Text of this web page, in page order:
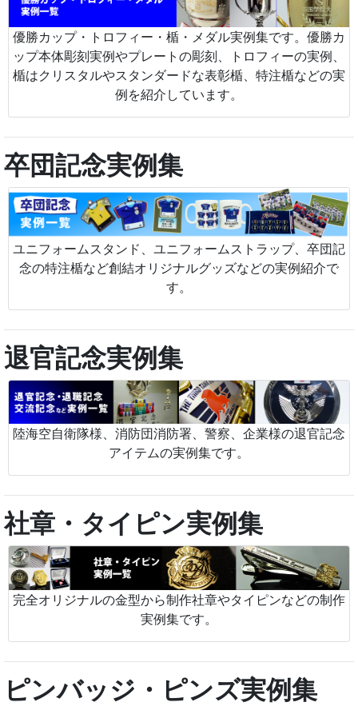
優勝カップ・トロフィー・楯・メダル実例集です。優勝カ
ップ本体彫刻実例やプレートの彫刻、トロフィーの実例、
楯はクリスタルやスタンダードな表彰楯、特注楯などの実
例を紹介しています。
卒団記念実例集
ユニフォームスタンド、ユニフォームストラップ、卒団記
念の特注楯など創結オリジナルグッズなどの実例紹介で
す。
退官記念実例集
陸海空自衛隊様、消防団消防署、警察、企業様の退官記念
アイテムの実例集です。
社章・タイピン実例集
完全オリジナルの金型から制作社章やタイピンなどの制作
実例集です。
ピンバッジ・ピンズ実例集